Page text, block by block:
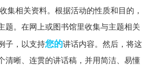
集相关资料。根据活动的性质和目的，
题。在网上或图书馆里收集与主题相关
子，以支持您的讲话内容。然后，将这
清晰、连贯的讲话稿，并用简洁、易懂